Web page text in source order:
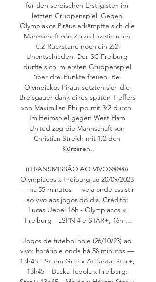
für den serbischen Erstligisten im
letzten Gruppenspiel. Gegen
Olympiakos Piräus erkämpfte sich die
Mannschaft von Zarko Lazetic nach
0:2-Rückstand noch ein 2:2-
Unentschieden. Der SC Freiburg
durfte sich im ersten Gruppenspiel
über drei Punkte freuen. Bei
Olympiakos Piräus setzten sich die
Breisgauer dank eines späten Treffers
von Maximilian Philipp mit 3:2 durch.
Im Heimspiel gegen West Ham
United zog die Mannschaft von
Christian Streich mit 1:2 den
Kürzeren.
((TRANSMISSÃO AO VIVO@@@))
Olympiacos x Freiburg ao 20/09/2023
— há 55 minutos — veja onde assistir
ao vivo aos jogos do dia. Crédito:
Lucas Uebel 16h - Olympiacos x
Freiburg - ESPN 4 e STAR+; 16h ...
Jogos de futebol hoje (26/10/23) ao
vivo: horário e onde há 58 minutos —
13h45 – Sturm Graz x Atalanta: Star+;
13h45 – Backa Topola x Freiburg: